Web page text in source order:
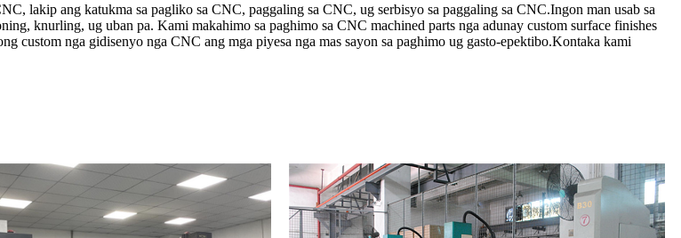
lakip ang katukma sa pagliko sa CNC, paggaling sa CNC, ug serbisyo sa paggaling sa CNC.Ingon man usab sa
knurling, ug uban pa. Kami makahimo sa paghimo sa CNC machined parts nga adunay custom surface finishes
custom nga gidisenyo nga CNC ang mga piyesa nga mas sayon ​​sa paghimo ug gasto-epektibo.Kontaka kami